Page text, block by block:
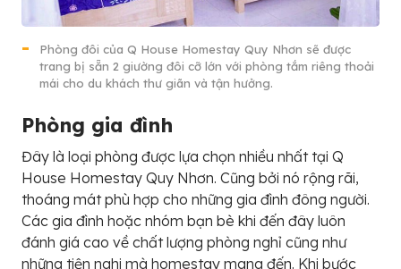
Phòng đôi của Q House Homestay Quy Nhơn sẽ được
trang bị sẵn 2 giường đôi cỡ lớn với phòng tắm riêng thoải
mái cho du khách thư giãn và tận hưởng.
Phòng gia đình
Đây là loại phòng được lựa chọn nhiều nhất tại Q
House Homestay Quy Nhơn. Cũng bởi nó rộng rãi,
thoáng mát phù hợp cho những gia đình đông người.
Các gia đình hoặc nhóm bạn bè khi đến đây luôn
đánh giá cao về chất lượng phòng nghỉ cũng như
những tiện nghi mà homestay mang đến. Khi bước